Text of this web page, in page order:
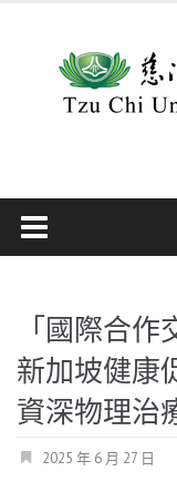
「國際合
新加坡健康
資深物理治
2025 年 6 月 27 日